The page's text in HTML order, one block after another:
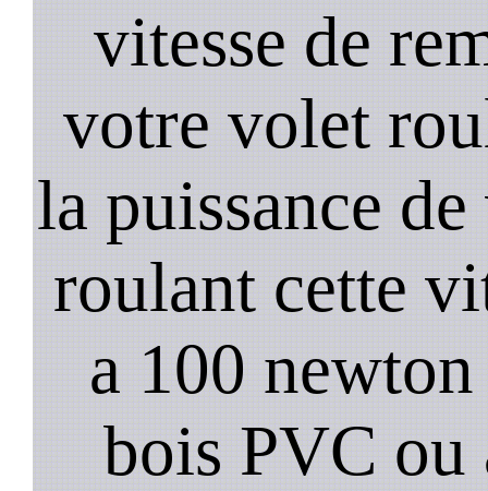
vitesse de
votre volet
la puissance
roulant cette
a 100
bois PVC